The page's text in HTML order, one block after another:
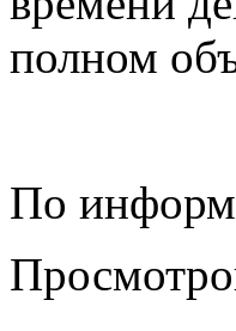
полном
По